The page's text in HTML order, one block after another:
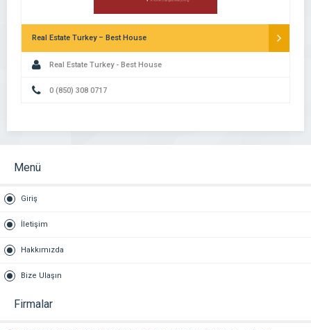
Real Estate Turkey – Best House
Real Estate Turkey - Best House
0 (850) 308 0717
Menü
Giriş
İletişim
Hakkımızda
Bize Ulaşın
Firmalar